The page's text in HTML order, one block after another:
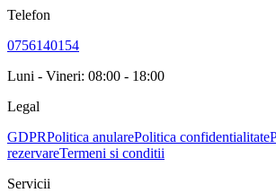
Telefon
0756140154
Luni - Vineri: 08:00 - 18:00
Legal
GDPRPolitica anularePolitica confidentialitate
rezervareTermeni si conditii
Servicii